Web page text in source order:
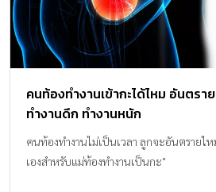
คนท้องทํางานเข้ากะได้ไหม อันตรา
ทำงานดึก ทำงานหนัก
คนท้องทำงานไม่เป็นเวลา ลูกจะอันตรายไ
เองสำหรับแม่ท้องทำงานเป็นกะ"